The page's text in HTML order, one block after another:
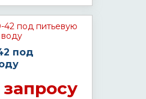
под